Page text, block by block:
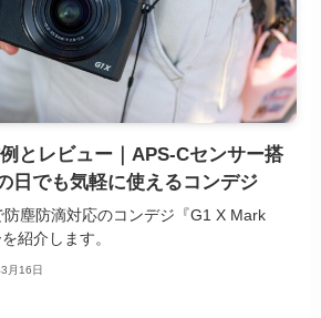
とレビュー｜APS-Cセンサー搭
日でも気軽に使えるコンデジ
塵防滴対応のコンデジ『G1 X Mark
紹介します。
月16日